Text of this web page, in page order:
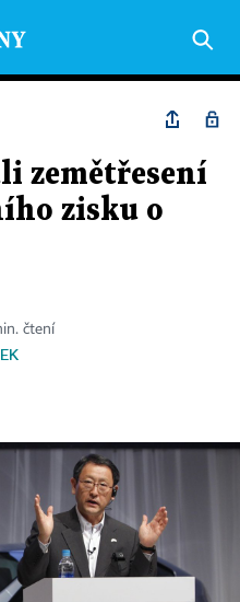
zemětřesení
zisku o
čtení